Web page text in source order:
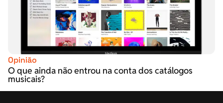
Opinião
O que ainda não entrou na conta dos catálogos
musicais?